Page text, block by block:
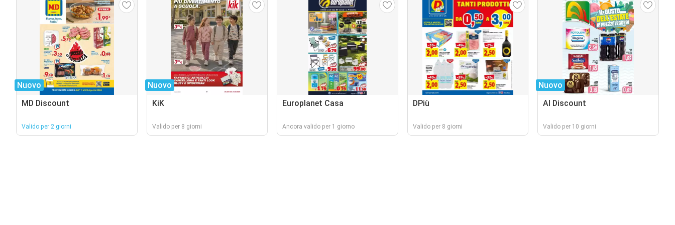
Nuovo
MD Discount
Valido per 2 giorni
Nuovo
KiK
Valido per 8 giorni
Europlanet Casa
Ancora valido per 1 giorno
DPiù
Valido per 8 giorni
Nuovo
Al Discount
Valido per 10 giorni